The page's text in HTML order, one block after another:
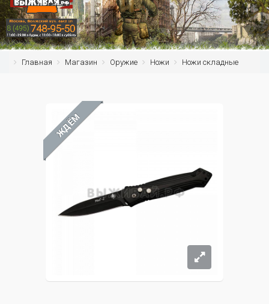
Главная Магазин Оружие Ножи Ножи складные
ЖДЁМ